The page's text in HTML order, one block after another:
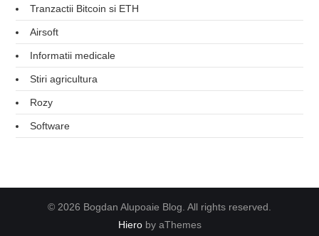
Tranzactii Bitcoin si ETH
Airsoft
Informatii medicale
Stiri agricultura
Rozy
Software
© 2026 Bogdan Alupoaie Blog. All rights reserved.
Hieroby aThemes